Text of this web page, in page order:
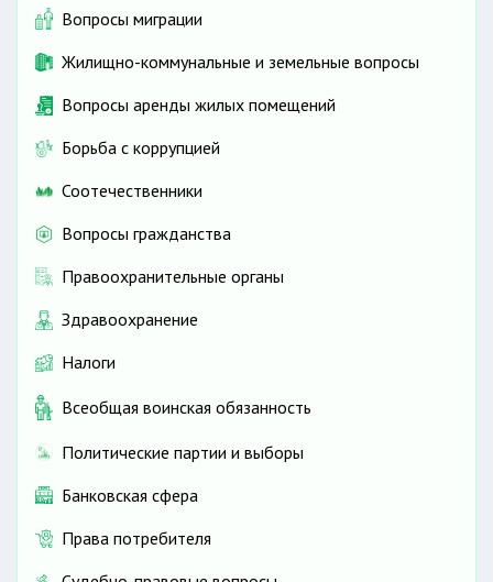
Вопросы миграции
Жилищно-коммунальные и земельные вопросы
Вопросы аренды жилых помещений
Борьба с коррупцией
Соотечественники
Вопросы гражданства
Правоохранительные органы
Здравоохранение
Налоги
Всеобщая воинская обязанность
Политические партии и выборы
Банковская сфера
Права потребителя